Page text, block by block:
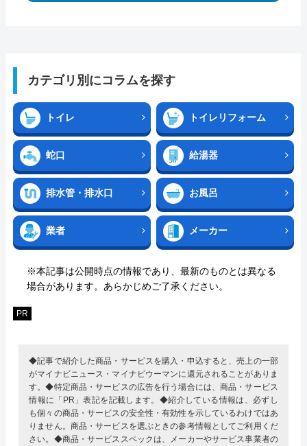
カテゴリ別にコラムを探す
トイレ トイレリフォーム
蛇口 給湯器
排水管・排水口 お風呂
業者 メーカー
※本記事は公開時点の情報であり、最新のものとは異なる
場合があります。あらかじめご了承ください。
PR
◆記事で紹介した商品・サービスを購入・申込すると、売上の一部
がマイナビニュース・マイナビウーマンに還元されることがありま
す。◆特定商品・サービスの広告を行う場合には、商品・サービス
情報に「PR」表記を記載します。◆紹介している情報は、必ずし
も個々の商品・サービスの安全性・有効性を示しているわけではあ
りません。商品・サービスを選ぶときの参考情報としてご利用くだ
さい。◆商品・サービススペックは、メーカーやサービス事業者の